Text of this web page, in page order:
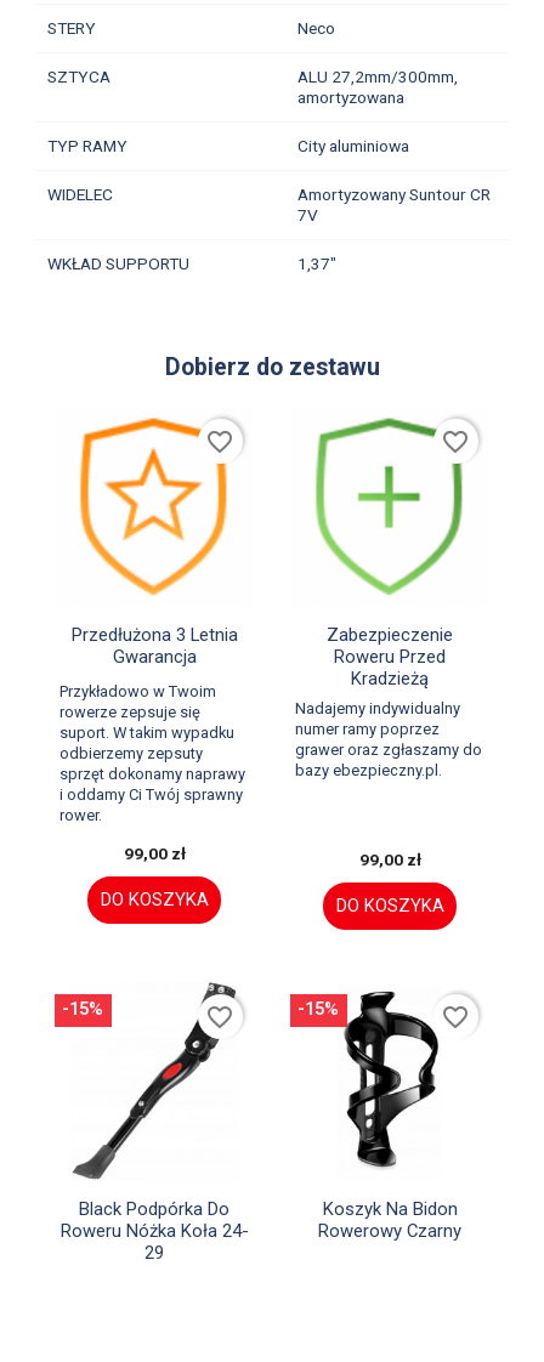
STERY Neco
SZTYCA
ALU 27,2mm/300mm,
amortyzowana
TYP RAMY City aluminiowa
WIDELEC
Amortyzowany Suntour CR
7V
WKŁAD SUPPORTU 1,37"
Dobierz do zestawu
Szybki podgląd
Przedłużona 3 Letnia
Gwarancja
Przykładowo w Twoim
rowerze zepsuje się
suport. W takim wypadku
odbierzemy zepsuty
sprzęt dokonamy naprawy
i oddamy Ci Twój sprawny
rower.
99,00 zł
DO KOSZYKA
favorite_border
Szybki podgląd
Zabezpieczenie
Roweru Przed
Kradzieżą
Nadajemy indywidualny
numer ramy poprzez
grawer oraz zgłaszamy do
bazy ebezpieczny.pl.
99,00 zł
DO KOSZYKA
favorite_border
Szybki podgląd
Black Podpórka Do
Roweru Nóżka Koła 24-
29
-15% favorite_border
Szybki podgląd
Koszyk Na Bidon
Rowerowy Czarny
-15% favorite_border